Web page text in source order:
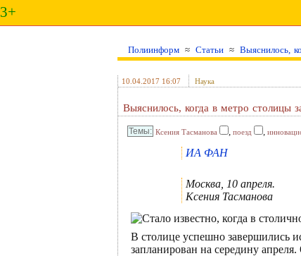
3+
Полиинформ ≈ Статьи ≈ Выяснилось,
10.04.2017 16:07 Наука
Выяснилось, когда в метро столицы
Ксения Тасманова , поезд ,
ИА ФАН
Москва, 10 апреля.
Ксения Тасманова
В столице успешно завершились
запланирован на середину